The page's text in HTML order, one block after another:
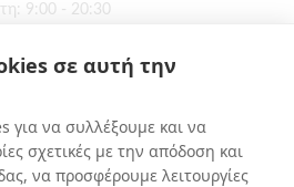
9:00 - 20:30
9:00 - 20:30
9:00 - 16:00
ΚΛΕΙΣΤΑ
σε αυτή την
για να συλλέξουμε και να
σχετικές με την απόδοση και
να προσφέρουμε λειτουργίες